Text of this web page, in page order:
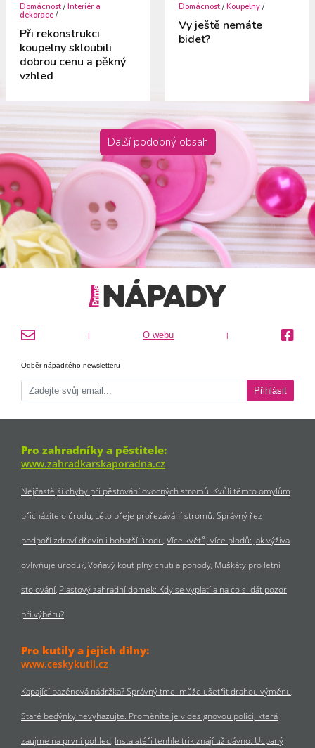
Domácnost / Interiér a
dekorace /
Při rekonstrukci
koupelny skloubili
dobrou cenu a pěkný
vzhled
Domácnost / Koupelny /
Vy ještě nemáte
bidet?
Další podobný obsah
O webu
Odběr nápaditého newsletteru
Přihlásit
Pro zahradníky a pěstitele:
www.zahradkarskaporadna.cz
Nejčastější chyby při pěstování ovocných stromů: Kvůli těmto omylům
přicházíte o úrodu Léto přeje prořezávání stromů. Správný řez
podpoří zdraví dřevin i bohatší úrodu Více květů, více plodů: Jak výživa
ovlivňuje úrodu? Voňavý kout plný chuti a pohody Muškáty pro letní
stolování Plastový zahradní domek: Kdy se vyplatí a na co si dát pozor
při výběru?
Pro kutily a jejich dílny:
www.ceskykutil.cz
Kapající bazénová nádržka? Správný tmel může ušetřit drahou výměnu
Staré bedýnky nevyhazujte. Proměníte je v designovou polici, která
zaujme na první pohled Instalatéři tenhle trik znají už dávno. Ucpaný